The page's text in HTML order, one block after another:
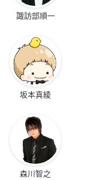
諏訪部順一
坂本真綾
森川智之